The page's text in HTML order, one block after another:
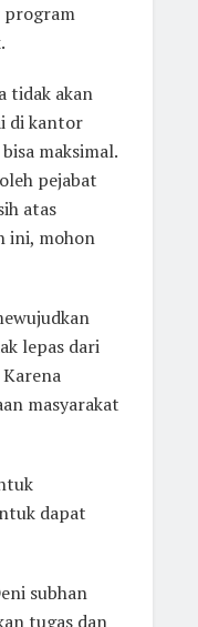
program
tidak akan
di kantor
maksimal.
pejabat
atas
ini, mohon
lepas dari
masyarakat
dapat
subhan
tugas dan